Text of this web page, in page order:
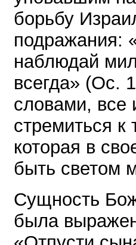
борьбу
подражания:
наблюдай
всегда» (Ос.
словами, все
стремиться к
которая в
быть светом
Сущность
была